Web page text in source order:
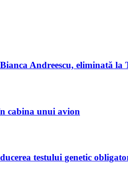
Andreescu, eliminată
cabina unui avion
testului genetic